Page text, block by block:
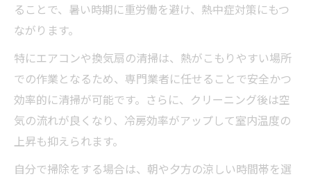
ることで、暑い時期に重労働を避け、熱中症対策にもつ
ながります。
特にエアコンや換気扇の清掃は、熱がこもりやすい場所
での作業となるため、専門業者に任せることで安全かつ
効率的に清掃が可能です。さらに、クリーニング後は空
気の流れが良くなり、冷房効率がアップして室内温度の
上昇も抑えられます。
自分で掃除をする場合は、朝や夕方の涼しい時間帯を選